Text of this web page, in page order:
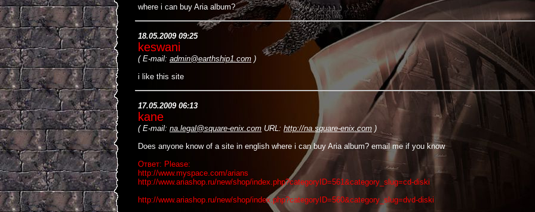
where i can buy Aria album?
18.05.2009 09:25
keswani
(E-mail: admin@earthship1.com )
i like this site
17.05.2009 06:13
kane
(E-mail: na.legal@square-enix.com URL: http://na.square-enix.com )
Does anyone know of a site in english where i can buy Aria album? email me if you know
Ответ: Please:
http://www.myspace.com/arians
http://www.ariashop.ru/new/shop/index.php?categoryID=561&category_slug=cd-diski
http://www.ariashop.ru/new/shop/index.php?categoryID=560&category_slug=dvd-diski